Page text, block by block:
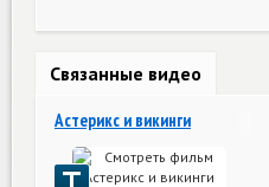
Связанные видео
Астерикс и викинги